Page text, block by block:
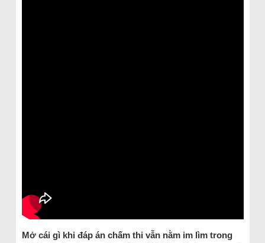
Mở cái gì khi đáp án chấm thi vẫn nằm im lìm trong